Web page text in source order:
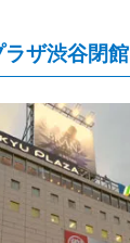
ザ渋谷閉館